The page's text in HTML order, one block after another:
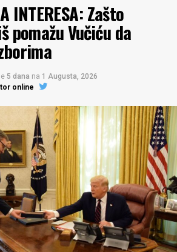
INTERESA: Zašto
pomažu Vučiću da
5 dana na 1 Augusta, 2026
online